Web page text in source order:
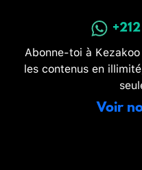
Abonne-toi à
les contenus en
Voir